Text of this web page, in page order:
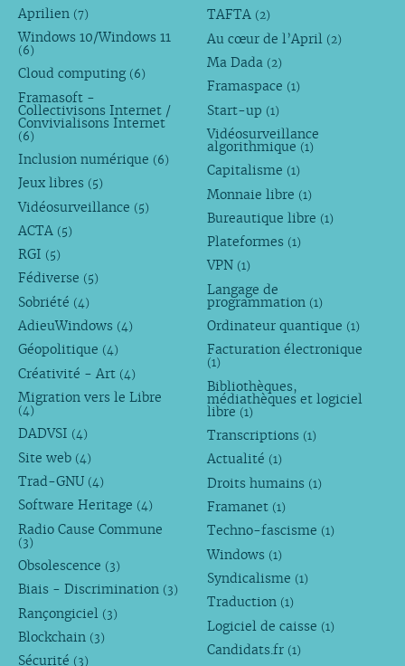
Aprilien (7)
Windows 10/Windows 11
(6)
Cloud computing (6)
Framasoft -
Collectivisons Internet /
Convivialisons Internet
(6)
Inclusion numérique (6)
Jeux libres (5)
Vidéosurveillance (5)
ACTA (5)
RGI (5)
Fédiverse (5)
Sobriété (4)
AdieuWindows (4)
Géopolitique (4)
Créativité - Art (4)
Migration vers le Libre
(4)
DADVSI (4)
Site web (4)
Trad-GNU (4)
Software Heritage (4)
Radio Cause Commune
(3)
Obsolescence (3)
Biais - Discrimination (3)
Rançongiciel (3)
Blockchain (3)
Sécurité (3)
TAFTA (2)
Au cœur de l’April (2)
Ma Dada (2)
Framaspace (1)
Start-up (1)
Vidéosurveillance
algorithmique (1)
Capitalisme (1)
Monnaie libre (1)
Bureautique libre (1)
Plateformes (1)
VPN (1)
Langage de
programmation (1)
Ordinateur quantique (1)
Facturation électronique
(1)
Bibliothèques,
médiathèques et logiciel
libre (1)
Transcriptions (1)
Actualité (1)
Droits humains (1)
Framanet (1)
Techno-fascisme (1)
Windows (1)
Syndicalisme (1)
Traduction (1)
Logiciel de caisse (1)
Candidats.fr (1)